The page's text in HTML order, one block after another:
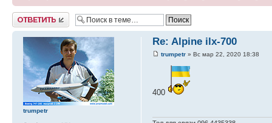
Ответить
Re: Alpine ilx-700
trumpetr» Вс мар 22, 2020 18:38
400
trumpetr